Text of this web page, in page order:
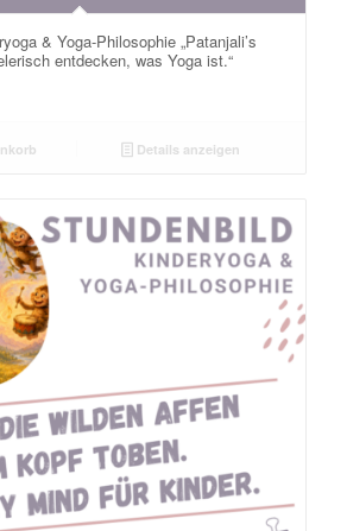
& Yoga-Philosophie „Patanjali’s
entdecken, was Yoga ist.“
Details anzeigen